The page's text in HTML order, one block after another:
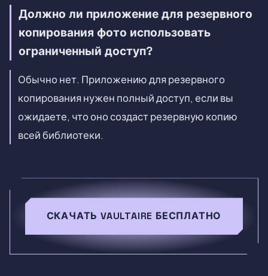
Должно ли приложение для резервного
копирования фото использовать
ограниченный доступ?
Обычно нет. Приложению для резервного
копирования нужен полный доступ, если вы
ожидаете, что оно создаст резервную копию
всей библиотеки.
СКАЧАТЬ VAULTAIRE БЕСПЛАТНО